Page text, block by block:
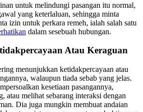
untuk melindungi pasangan itu normal,
yang keterlaluan, sehingga minta
izin untuk perkara remeh, ialah salah satu
dalam sesebuah hubungan.
Atau Keraguan
menunjukkan ketidakpercayaan atau
walaupun tiada sebab yang jelas.
kesetiaan pasangannya,
atau melihat sebarang interaksi dengan
Dia juga mungkin membuat andaian